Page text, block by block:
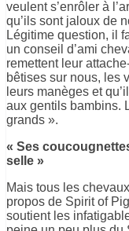
veulent s’enrôler à
qu’ils sont jaloux de
Légitime question, il
un conseil d’ami
remettent leur
bêtises sur nous, les
leurs manèges et
aux gentils bambins.
grands ».
« Ses
selle »
Mais tous les
propos de Spirit of
soutient les